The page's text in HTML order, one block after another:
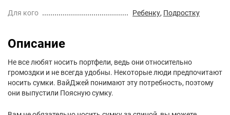
Для кого Ребенку, Подростку
Описание
Не все любят носить портфели, ведь они относительно
громоздки и не всегда удобны. Некоторые люди предпочитают
носить сумки. ВайДжей понимают эту потребность, поэтому
они выпустили Поясную сумку.